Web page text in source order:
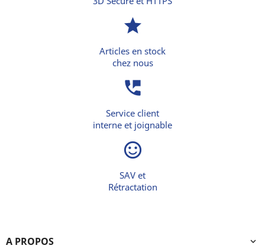
star
Articles en stock
chez nous
perm_phone_msg
Service client
interne et joignable
sentiment_satisfied_alt
SAV et
Rétractation
A PROPOS 